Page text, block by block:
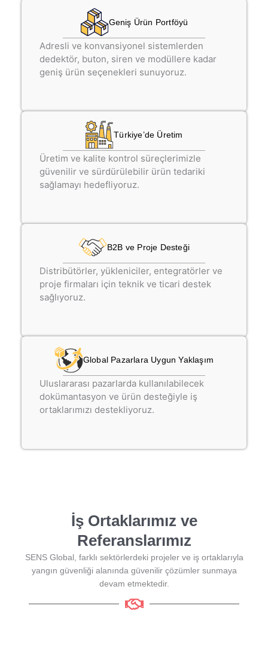
Geniş Ürün Portföyü
Adresli ve konvansiyonel sistemlerden
dedektör, buton, siren ve modüllere kadar
geniş ürün seçenekleri sunuyoruz.
Türkiye’de Üretim
Üretim ve kalite kontrol süreçlerimizle
güvenilir ve sürdürülebilir ürün tedariki
sağlamayı hedefliyoruz.
B2B ve Proje Desteği
Distribütörler, yükleniciler, entegratörler ve
proje firmaları için teknik ve ticari destek
sağlıyoruz.
Global Pazarlara Uygun Yaklaşım
Uluslararası pazarlarda kullanılabilecek
dokümantasyon ve ürün desteğiyle iş
ortaklarımızı destekliyoruz.
İş Ortaklarımız ve
Referanslarımız
SENS Global, farklı sektörlerdeki projeler ve iş ortaklarıyla
yangın güvenliği alanında güvenilir çözümler sunmaya
devam etmektedir.